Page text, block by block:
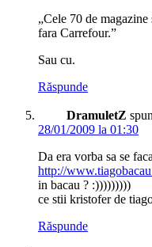
„Cele 70 de
fara Carrefour.”
Sau cu.
Răspunde
DramuletZ
28/01/2009 la 01:30
Da era vorba sa se
http://
in bacau ? :)))))))))
ce stii kristofer de
Răspunde